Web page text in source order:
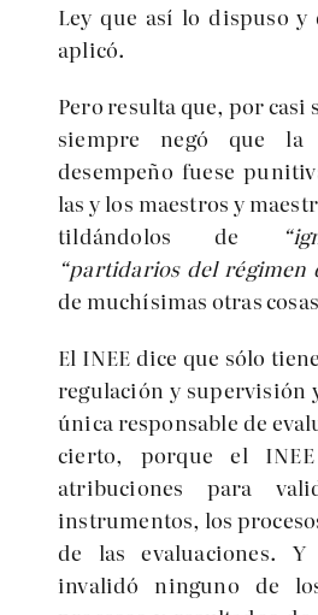
Ley que así lo dispuso y
aplicó.
Pero resulta que, por casi
siempre negó que la
desempeño fuese
las y los maestros y
tildándolos de
“partidarios del régimen
de muchísimas otras
El INEE dice que sólo
regulación y supervisión
única responsable de
cierto, porque el
atribuciones para
instrumentos, los
de las evaluaciones.
invalidó ninguno de